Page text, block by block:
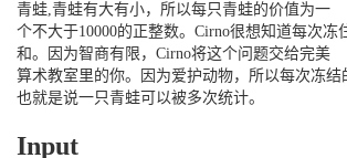
青蛙,青蛙有大有小，所以每只青蛙的价值为一
个不大于10000的正整数。Cirno很想知道每次冻
和。因为智商有限，Cirno将这个问题交给完美
算术教室里的你。因为爱护动物，所以每次冻结
也就是说一只青蛙可以被多次统计。
Input